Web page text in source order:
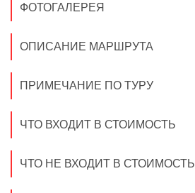
ФОТОГАЛЕРЕЯ
ОПИСАНИЕ МАРШРУТА
ПРИМЕЧАНИЕ ПО ТУРУ
ЧТО ВХОДИТ В СТОИМОСТЬ
ЧТО НЕ ВХОДИТ В СТОИМОСТЬ